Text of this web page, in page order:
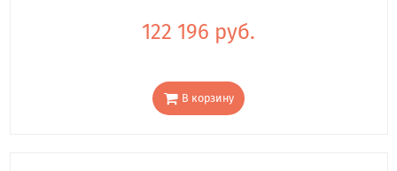
122 196 руб.
В корзину